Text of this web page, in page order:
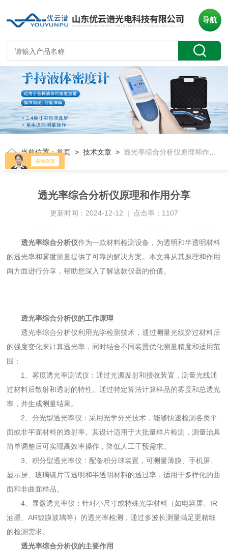
导航
当前位置：首页 >技术文章 >透光率综合分析仪原理和作用分享
透光率综合分析仪原理和作用分享
更新时间：2024-12-12 | 点击率：1107
透光率综合分析仪作为一款材料检测设备，为透明和半透明材料
的透光率和雾度测量提供了可靠的解决方案。本文将从其原理和作用
两方面进行分享，帮助您深入了解这款仪器的价值。
透光率综合分析仪的工作原理
透光率综合分析仪利用光学检测技术，通过测量光线穿过材料后
的强度变化来计算透光率，同时结合不同装置优化测量精度和适用范
围：
1、雾度透光率测试仪：通过光源发射和接收装置，测量光线通
过材料后散射和透射的特性。通过特定算法计算样品的雾度和总透光
率，并生成测量结果。
2、分光型透光率仪：采用光学分光技术，能够快速检测各类平
面或非平面材料的透射率。其设计适用于大批量样片检测，测量治具
简单调整后可实现高效率操作，降低人工干预需求。
3、积分型透光率仪：配备积分球装置，可测量薄膜、手机屏、
显示屏、玻璃镜片等透明和半透明材料的透过率，适用于多样化的曲
面和非曲面样品。
4、显微透光率仪：针对小尺寸或特殊光学材料（如电容屏、IR
油墨、AR镀膜玻璃等）的透光率检测，通过多波长测量满足更精细
的检测需求。
透光率综合分析仪的主要作用